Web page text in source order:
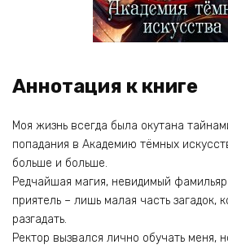
Аннотация к книге
Моя жизнь всегда была окутана
попадания в Академию тёмных
больше и больше.
Редчайшая магия, невидимый
приятель – лишь малая часть загадок,
разгадать.
Ректор вызвался лично обучать меня,